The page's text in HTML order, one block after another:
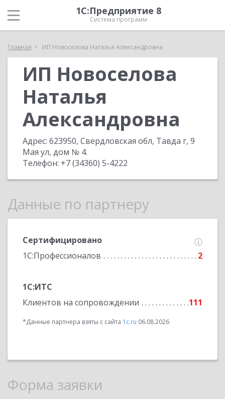
1С:Предприятие 8
Система программ
Главная ИП Новоселова Наталья Александровна
ИП Новоселова
Наталья
Александровна
Адрес: 623950, Свердловская обл, Тавда г, 9
Мая ул, дом № 4.
Телефон: +7 (34360) 5-4222
Данные по партнеру
Сертифицировано
1С:Профессионалов
2
1С:ИТС
Клиентов на сопровождении
111
*Данные партнера взяты с сайта 1c.ru 06.08.2026
Форма заявки